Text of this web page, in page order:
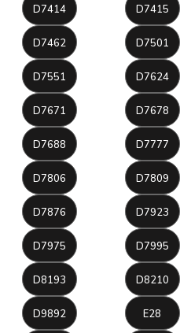
D7414 D7415
D7462 D7501
D7551 D7624
D7671 D7678
D7688 D7777
D7806 D7809
D7876 D7923
D7975 D7995
D8193 D8210
D9892 E28